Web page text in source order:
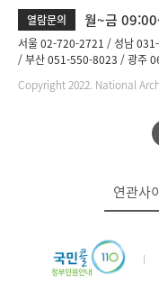
열람문의 월~금
서울 02-720-2721 성남
부산 051-550-8023
광주
Copyright 2022. National
연관사